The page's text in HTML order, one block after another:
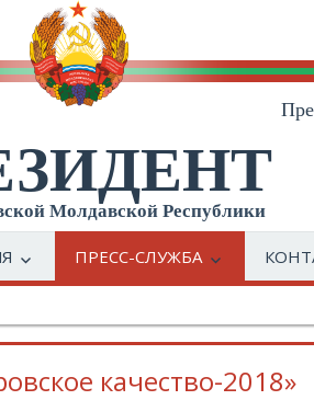
Молдавской Республики
ПРЕСС-СЛУЖБА
качество-2018»